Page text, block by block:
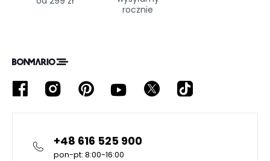
rocznie
+48 616 525 900
pon-pt: 8:00-16:00